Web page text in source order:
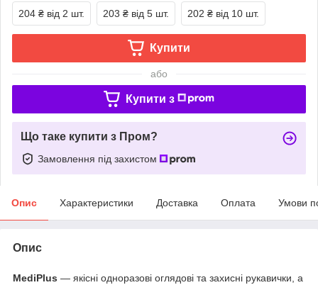
204 ₴ від 2 шт. 203 ₴ від 5 шт. 202 ₴ від 10 шт.
Купити
або
Купити з
Що таке купити з Пром?
Замовлення під захистом
Опис Характеристики Доставка Оплата Умови
Опис
MediPlus — якісні одноразові оглядові та захисні рукавички, а